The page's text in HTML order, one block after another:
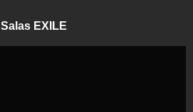
Salas EXILE